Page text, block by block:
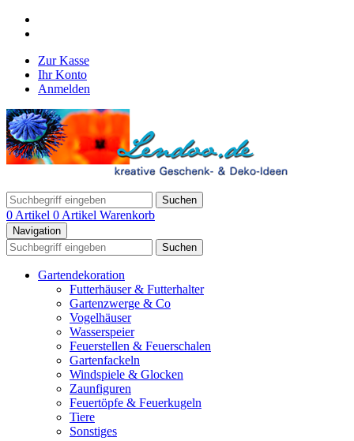
Zur Kasse
Ihr Konto
Anmelden
Suchen
0 Artikel 0 Artikel Warenkorb
Navigation
Suchen
Gartendekoration
Futterhäuser & Futterhalter
Gartenzwerge & Co
Vogelhäuser
Wasserspeier
Feuerstellen & Feuerschalen
Gartenfackeln
Windspiele & Glocken
Zaunfiguren
Feuertöpfe & Feuerkugeln
Tiere
Sonstiges